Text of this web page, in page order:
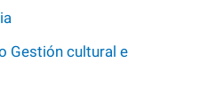
Gestión cultural e